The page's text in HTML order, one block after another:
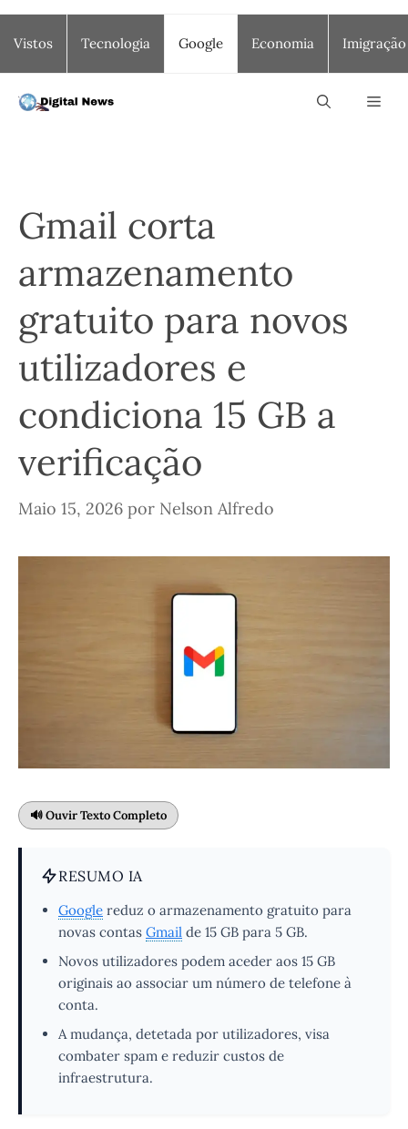
para
o
conteúdo
Vistos Tecnologia Google Economia Imigração
Gmail corta
armazenamento
gratuito para novos
utilizadores e
condiciona 15 GB a
verificação
Maio 15, 2026 por Nelson Alfredo
🔊 Ouvir Texto Completo
RESUMO IA
Google reduz o armazenamento gratuito para
novas contas Gmail de 15 GB para 5 GB.
Novos utilizadores podem aceder aos 15 GB
originais ao associar um número de telefone à
conta.
A mudança, detetada por utilizadores, visa
combater spam e reduzir custos de
infraestrutura.